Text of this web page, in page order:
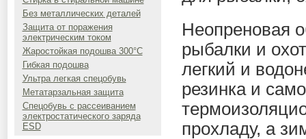
Без металлических деталей
Защита от поражения
электрическим током
Жаростойкая подошва 300°C
Гибкая подошва
Ультра легкая спецобувь
Метатарзальная защита
Спецобувь с рассеиванием
электростатического заряда
ESD
Неопреновая
рыбалки и
легкий и
резинка и
прохладу, а